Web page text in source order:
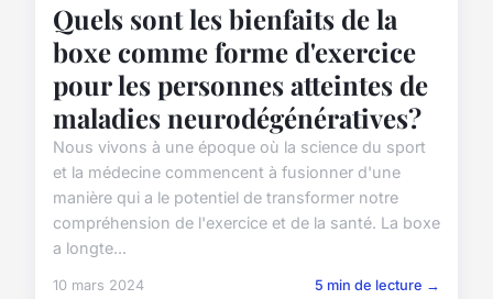
Quels sont les bienfaits de la
boxe comme forme d'exercice
pour les personnes atteintes de
maladies neurodégénératives?
Nous vivons à une époque où la science du sport
et la médecine commencent à fusionner d'une
manière qui a le potentiel de transformer notre
compréhension de l'exercice et de la santé. La boxe
a longte...
10 mars 2024 5 min de lecture →